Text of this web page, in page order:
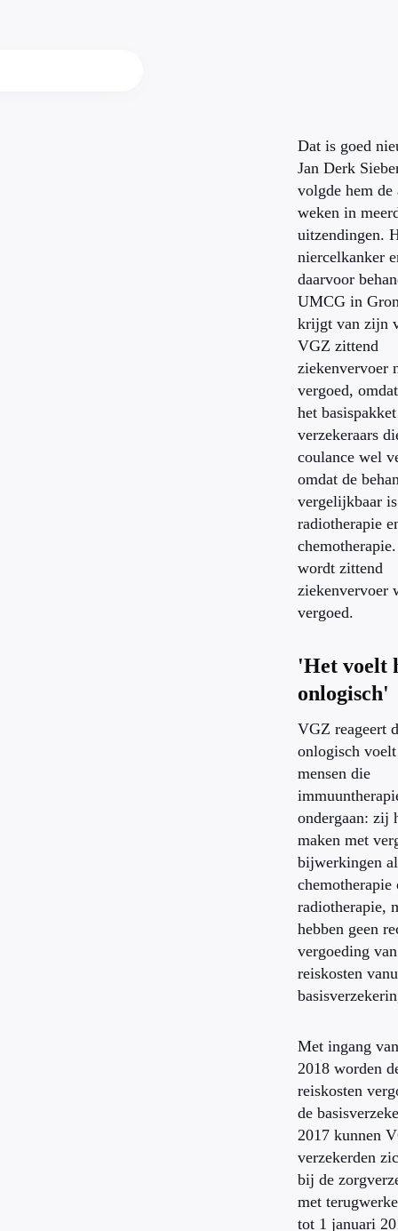
Dat is goed
Jan Derk
volgde hem de
weken in
uitzendingen.
niercelkanker
daarvoor
UMCG in
krijgt van zijn
VGZ zittend
ziekenvervoer
vergoed,
het
verzekeraars
coulance wel
omdat de
vergelijkbaar
radiotherapie
wordt zittend
ziekenvervoer
vergoed.
'Het voelt
onlogisch'
VGZ reageert
onlogisch
mensen die
ondergaan: zij
maken met
bijwerkingen
chemotherapie
radiotherapie,
hebben geen
vergoeding
reiskosten
Met ingang
2018 worden
reiskosten
de
2017 kunnen
verzekerden
bij de
met
tot 1 januari